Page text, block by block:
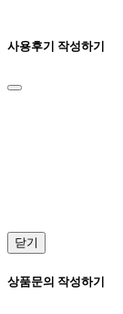
사용후기 작성하기
닫기
상품문의 작성하기